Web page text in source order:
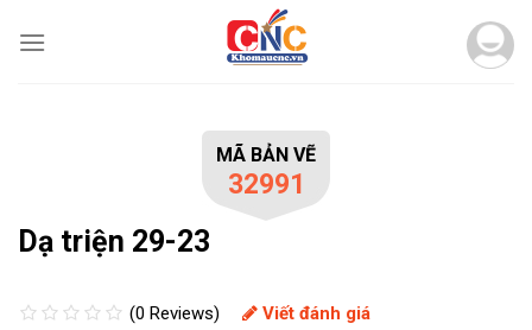
MÃ BẢN VẼ
32991
Dạ triện 29-23
(0 Reviews) Viết đánh giá